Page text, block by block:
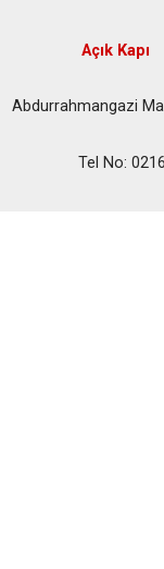
Açık Kapı
Abdurrahmangazi
Tel No: